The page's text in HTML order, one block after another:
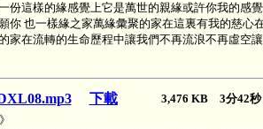
份這樣的緣感覺上它是萬世的親緣或許你我的感
你 也一樣緣之家萬緣彙聚的家在這裏有我的慈
家在流轉的生命歷程中讓我們不再流浪不再虛空
下載
3,476 KB 3分42